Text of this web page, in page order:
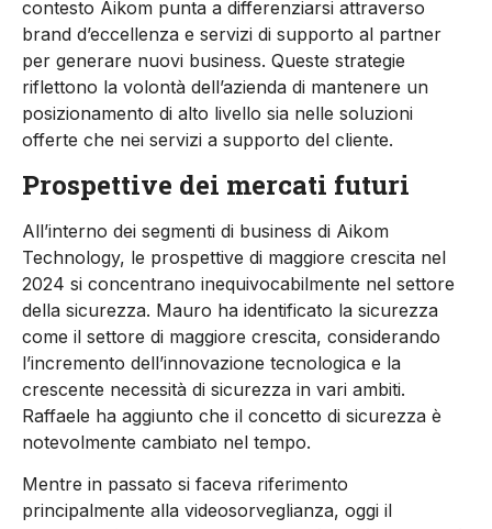
contesto Aikom punta a differenziarsi attraverso
brand d’eccellenza e servizi di supporto al partner
per generare nuovi business. Queste strategie
riflettono la volontà dell’azienda di mantenere un
posizionamento di alto livello sia nelle soluzioni
offerte che nei servizi a supporto del cliente.
Prospettive dei mercati futuri
All’interno dei segmenti di business di Aikom
Technology, le prospettive di maggiore crescita nel
2024 si concentrano inequivocabilmente nel settore
della sicurezza. Mauro ha identificato la sicurezza
come il settore di maggiore crescita, considerando
l’incremento dell’innovazione tecnologica e la
crescente necessità di sicurezza in vari ambiti.
Raffaele ha aggiunto che il concetto di sicurezza è
notevolmente cambiato nel tempo.
Mentre in passato si faceva riferimento
principalmente alla videosorveglianza, oggi il